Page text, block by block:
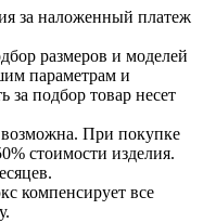
за наложенный платеж
размеров и моделей
параметрам и
за подбор товар несет
возможна. При покупке
стоимости изделия.
компенсирует все